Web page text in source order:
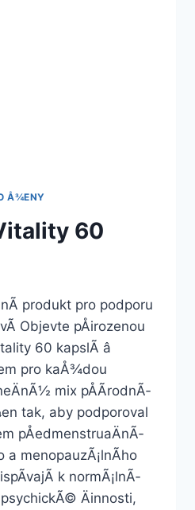
Å¾ENY
Vitality 60
produkt pro podporu
Objevte pÅirozenou
60 kapslÃ­ â
pro kaÅ¾dou
mix pÅÃ­rodnÃ­
tak, aby podporoval
pÅedmenstruaÄnÃ­
a menopauzÃ¡lnÃ­ho
k normÃ¡lnÃ­
Äinnosti,